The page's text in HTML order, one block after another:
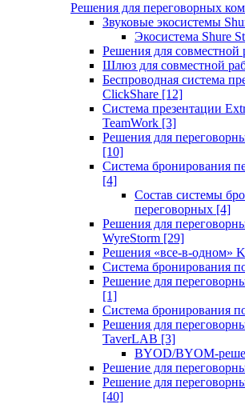
Решения для переговорных
Звуковые экосистемы
Экосистема Shure
Решения для совместной
Шлюз для совместной
Беспроводная система
ClickShare [12]
Система презентации
TeamWork [3]
Решения для
[10]
Система бронирования
[4]
Состав системы
переговорных [4]
Решения для
WyreStorm [29]
Решения «все-в-одном»
Система бронирования
Решение для
[1]
Система бронирования
Решения для
TaverLAB [3]
BYOD/BYOM-
Решение для
Решение для
[40]